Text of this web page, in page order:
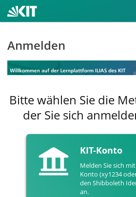
Anmelden
Bitte wählen Sie die
der Sie sich
KIT-Konto
Melden Sie sich
Konto (xy1234
den Shibboleth
an.